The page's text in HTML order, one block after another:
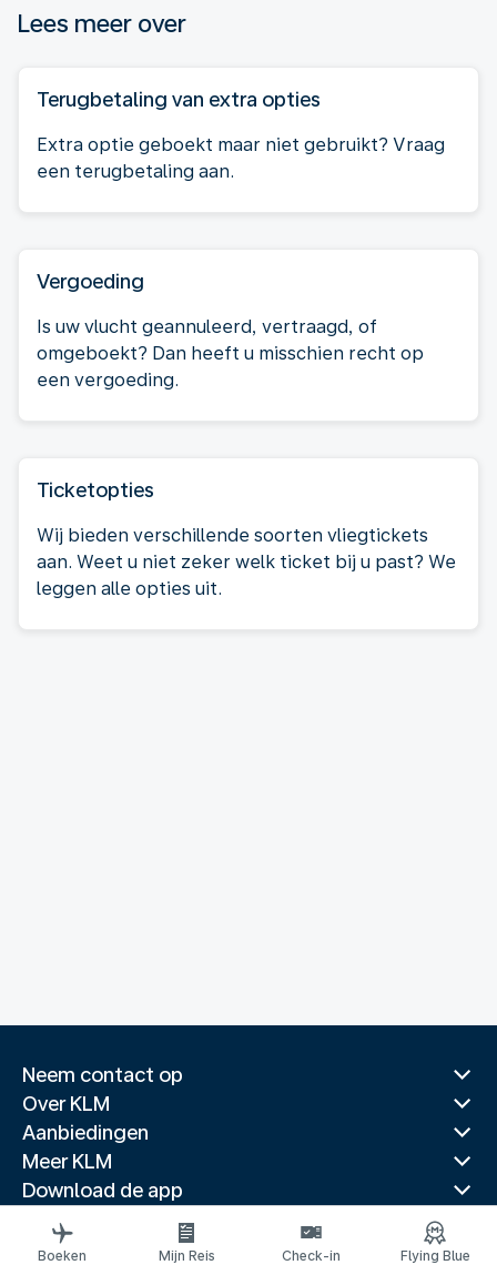
Lees meer over
Terugbetaling van extra opties
Extra optie geboekt maar niet gebruikt? Vraag
een terugbetaling aan.
Vergoeding
Is uw vlucht geannuleerd, vertraagd, of
omgeboekt? Dan heeft u misschien recht op
een vergoeding.
Ticketopties
Wij bieden verschillende soorten vliegtickets
aan. Weet u niet zeker welk ticket bij u past? We
leggen alle opties uit.
Neem contact op
Over KLM
Aanbiedingen
Meer KLM
Download de app
Gerelateerde websites
Reisgidsen
Boeken Mijn Reis Check-in Flying Blue